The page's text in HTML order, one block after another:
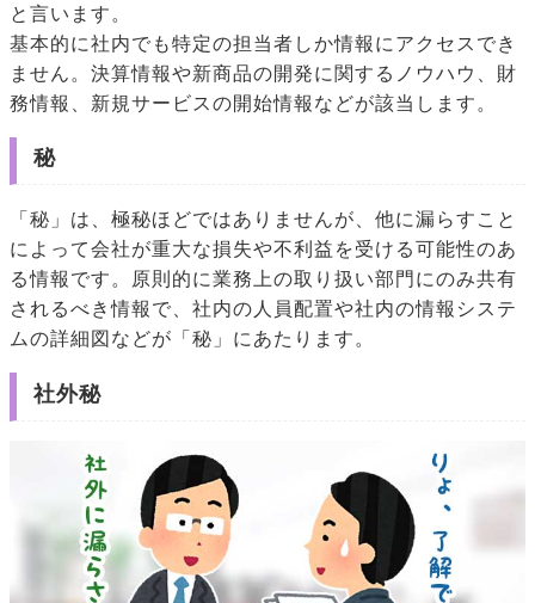
と言います。
基本的に社内でも特定の担当者しか情報にアクセスでき
ません。決算情報や新商品の開発に関するノウハウ、財
務情報、新規サービスの開始情報などが該当します。
秘
「秘」は、極秘ほどではありませんが、他に漏らすこと
によって会社が重大な損失や不利益を受ける可能性のあ
る情報です。原則的に業務上の取り扱い部門にのみ共有
されるべき情報で、社内の人員配置や社内の情報システ
ムの詳細図などが「秘」にあたります。
社外秘